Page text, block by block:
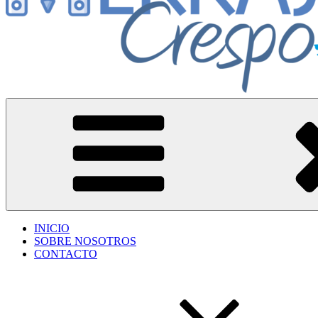
Herrajes Crespo
Accesorios para aberturas de aluminio
INICIO
SOBRE NOSOTROS
CONTACTO